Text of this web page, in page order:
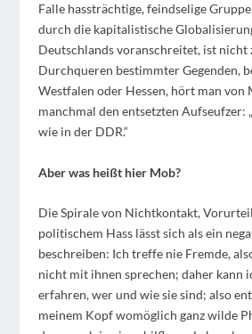
Falle hassträchtige, feindselige
durch die kapitalistische
Deutschlands voranschreitet, ist nicht
Durchqueren bestimmter Gegenden,
Westfalen oder Hessen, hört man von
manchmal den entsetzten Aufseufzer:
wie in der DDR.“
Aber was heißt hier Mob?
Die Spirale von Nichtkontakt,
politischem Hass lässt sich als ein
beschreiben: Ich treffe nie Fremde,
nicht mit ihnen sprechen; daher kann
erfahren, wer und wie sie sind; also
meinem Kopf womöglich ganz wilde